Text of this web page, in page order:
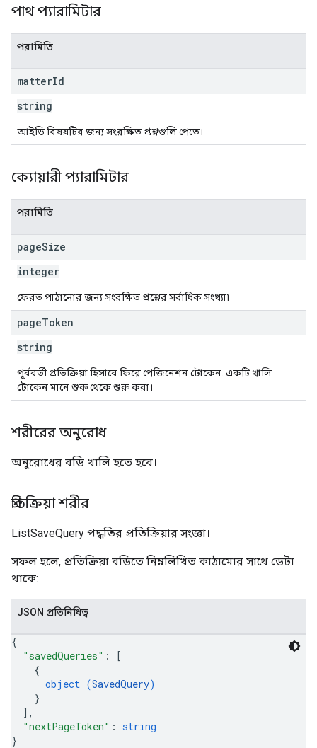
পাথ প্যারামিটার
পরামিতি
matterId
string
আইডি বিষয়টির জন্য সংরক্ষিত প্রশ্নগুলি পেতে।
ক্যোয়ারী প্যারামিটার
পরামিতি
pageSize
integer
ফেরত পাঠানোর জন্য সংরক্ষিত প্রশ্নের সর্বাধিক সংখ্যা৷
pageToken
string
পূর্ববর্তী প্রতিক্রিয়া হিসাবে ফিরে পেজিনেশন টোকেন. একটি খালি
টোকেন মানে শুরু থেকে শুরু করা।
শরীরের অনুরোধ
অনুরোধের বডি খালি হতে হবে।
প্রতিক্রিয়া শরীর
ListSaveQuery পদ্ধতির প্রতিক্রিয়ার সংজ্ঞা।
সফল হলে, প্রতিক্রিয়া বডিতে নিম্নলিখিত কাঠামোর সাথে ডেটা
থাকে:
JSON প্রতিনিধিত্ব
{
"savedQueries" :
[
{
object (SavedQuery)
}
] ,
"nextPageToken" : string
}